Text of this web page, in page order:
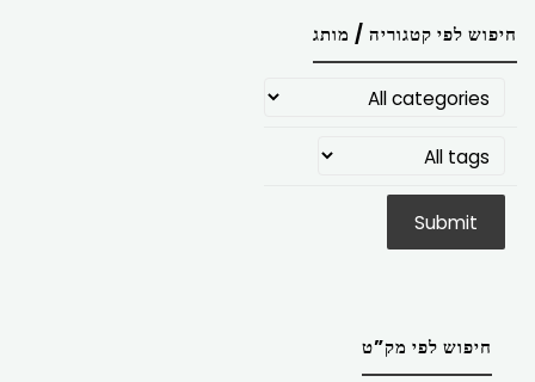
חיפוש לפי קטגוריה / מותג
חיפוש לפי מק”ט